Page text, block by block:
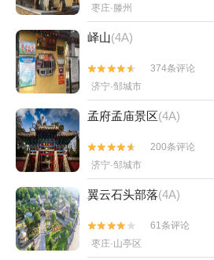
枣庄·滕州
峄山(4A)


374条评论
济宁·邹城市
孟府孟庙景区(4A)


200条评论
济宁·邹城市
翼云石头部落(4A)


61条评论
枣庄·山亭区